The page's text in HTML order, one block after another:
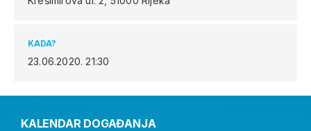
KADA?
23.06.2020.21:30
KALENDAR DOGAĐANJA